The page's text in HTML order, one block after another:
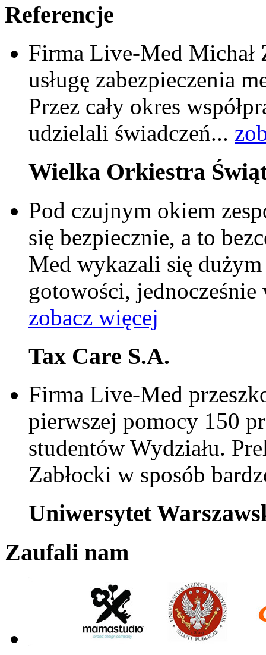
Referencje
Firma Live-Med Michał
usługę zabezpieczenia
Przez cały okres
udzielali świadczeń...
Wielka Orkiestra
Pod czujnym okiem
się bezpiecznie, a to
Med wykazali się
gotowości, jednocześnie
zobacz więcej
Tax Care S.A.
Firma Live-Med
pierwszej pomocy 150
studentów Wydziału.
Zabłocki w sposób
Uniwersytet
Zaufali nam